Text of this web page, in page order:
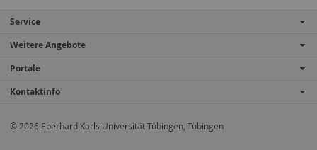
Service
Weitere Angebote
Portale
Kontaktinfo
© 2026 Eberhard Karls Universität Tübingen, Tübingen